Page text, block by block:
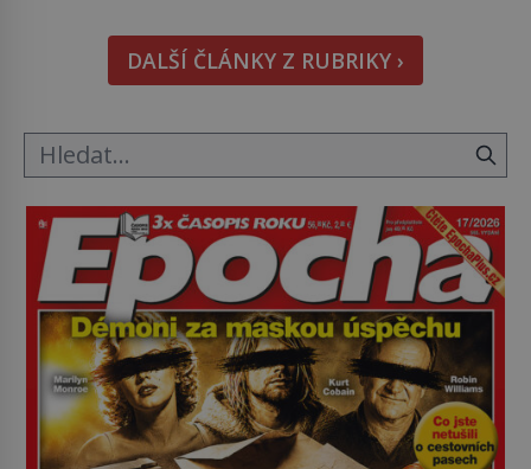
pohledu na výši vyměřené podpory
v nezaměstnanosti. Kam vás pozveme? Unikátní
hřbitov, který si vysloužil název „Veselý“, najdeme
DALŠÍ ČLÁNKY Z RUBRIKY ›